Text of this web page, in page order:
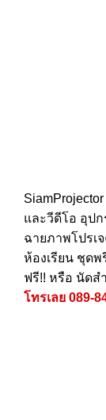
SiamProjector
และวีดีโอ อุปก
ฉายภาพโปรเ
ห้องเรียน ชุด
ฟรี!! หรือ นัดส
โทรเลย 089-